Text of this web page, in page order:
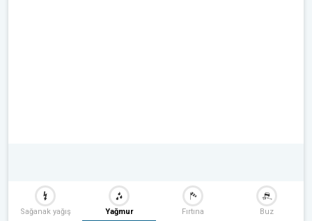
Sağanak yağış Yağmur Fırtına Buz